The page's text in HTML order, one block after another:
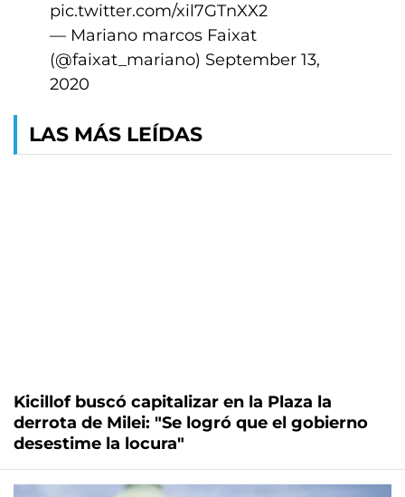
pic.twitter.com/xil7GTnXX2
— Mariano marcos Faixat
(@faixat_mariano) September 13,
2020
LAS MÁS LEÍDAS
Kicillof buscó capitalizar en la Plaza la
derrota de Milei: "Se logró que el gobierno
desestime la locura"